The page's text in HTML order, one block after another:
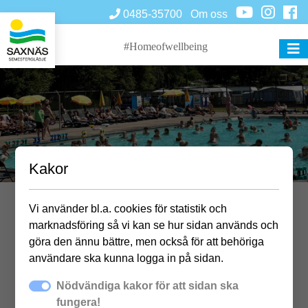
0485-35700 Om oss
#Homeofwellbeing
Vattengympa
För deltagande gäller giltig poolentré för dagen.
Kakor
Vi använder bl.a. cookies för statistik och
marknadsföring så vi kan se hur sidan används och
göra den ännu bättre, men också för att behöriga
användare ska kunna logga in på sidan.
Nödvändiga kakor för att sidan ska
fungera!